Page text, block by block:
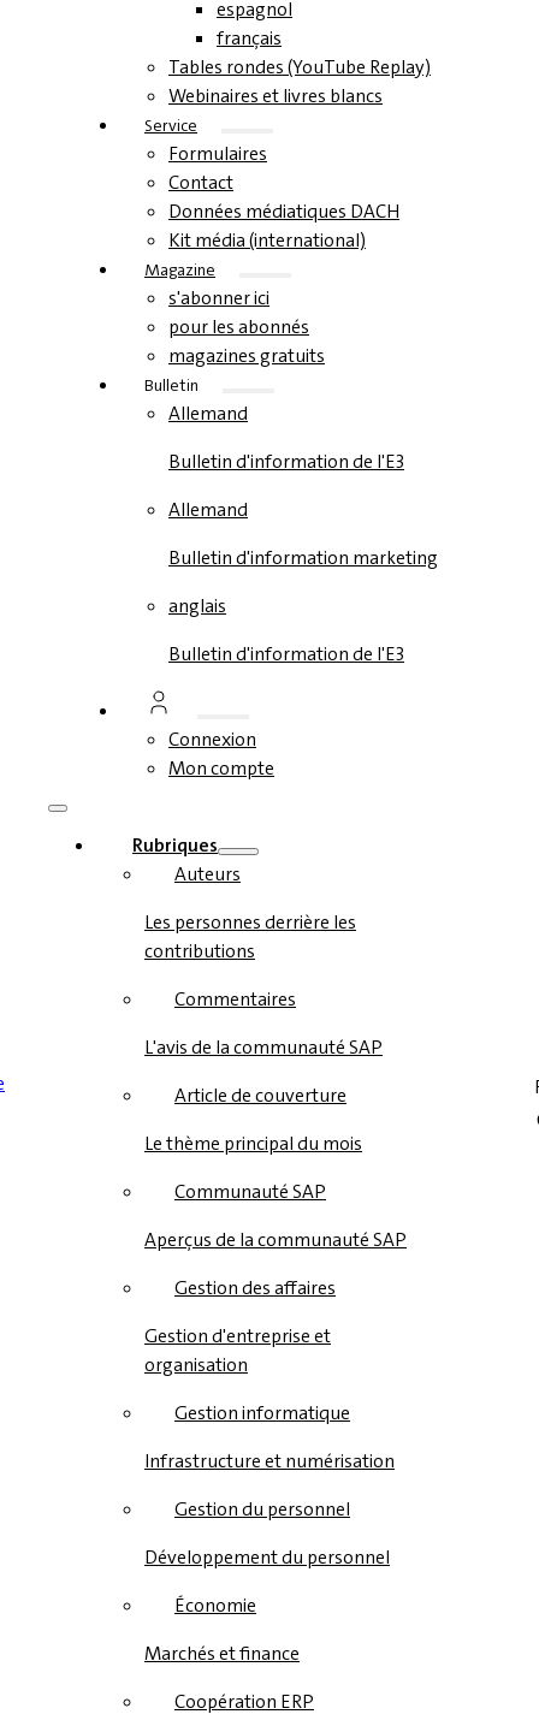
espagnol
français
Tables rondes (YouTube Replay)
Webinaires et livres blancs
Service
Formulaires
Contact
Données médiatiques DACH
Kit média (international)
Magazine
s'abonner ici
pour les abonnés
magazines gratuits
Bulletin
Allemand
Bulletin d'information de l'E3
Allemand
Bulletin d'information marketing
anglais
Bulletin d'information de l'E3
Connexion
Mon compte
Rubriques
Auteurs
Les personnes derrière les
contributions
Commentaires
L'avis de la communauté SAP
Article de couverture
Le thème principal du mois
Communauté SAP
Aperçus de la communauté SAP
Gestion des affaires
Gestion d'entreprise et
organisation
Gestion informatique
Infrastructure et numérisation
Gestion du personnel
Développement du personnel
Économie
Marchés et finance
Coopération ERP